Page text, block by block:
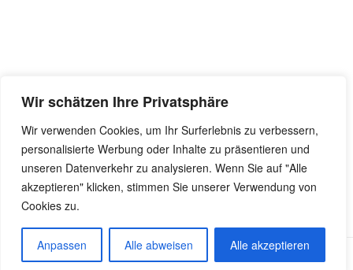
Wir schätzen Ihre Privatsphäre
Wir verwenden Cookies, um Ihr Surferlebnis zu verbessern,
personalisierte Werbung oder Inhalte zu präsentieren und
unseren Datenverkehr zu analysieren. Wenn Sie auf "Alle
akzeptieren" klicken, stimmen Sie unserer Verwendung von
Cookies zu.
Anpassen Alle abweisen Alle akzeptieren
Lernen im Odenwald
FAQ Präsenzunterricht
Online Coaching
Alle Preise inkl. der gesetzlichen MwSt.